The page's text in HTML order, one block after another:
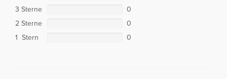
3 Sterne
0
2 Sterne
0
1 Stern
0